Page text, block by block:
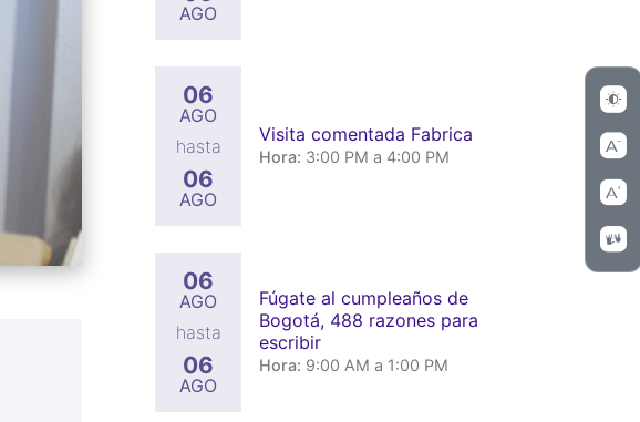
AGO
06
AGO
hasta
06
AGO
Visita comentada Fabrica
Hora: 3:00 PM a 4:00 PM
06
AGO
hasta
06
AGO
Fúgate al cumpleaños de
Bogotá, 488 razones para
escribir
Hora: 9:00 AM a 1:00 PM